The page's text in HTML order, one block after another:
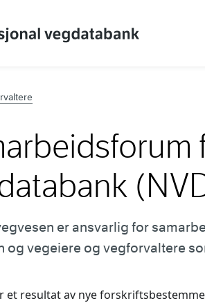
er ansvarlig for
og vegeiere og vegforvaltere
et resultat av nye